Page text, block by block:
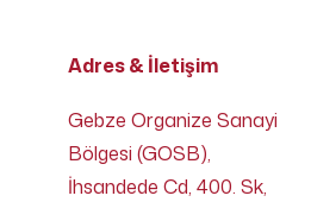
Adres & İletişim
Gebze Organize Sanayi
Bölgesi (GOSB),
İhsandede Cd, 400. Sk,